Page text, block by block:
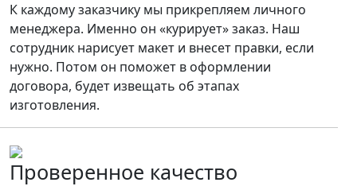
К каждому заказчику мы прикрепляем личного
менеджера. Именно он «курирует» заказ. Наш
сотрудник нарисует макет и внесет правки, если
нужно. Потом он поможет в оформлении
договора, будет извещать об этапах
изготовления.
Проверенное качество